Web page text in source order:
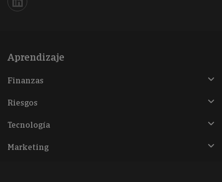
Iberinform en Linkedin
Aprendizaje
Finanzas
Riesgos
Tecnología
Marketing